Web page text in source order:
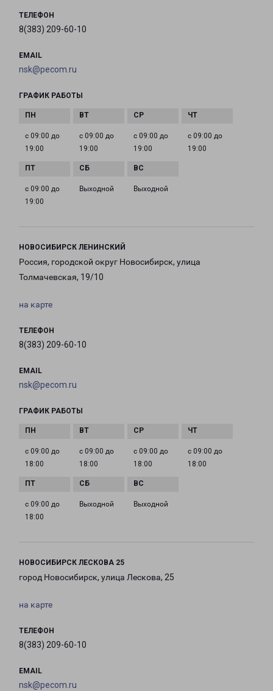
ТЕЛЕФОН
8(383) 209-60-10
EMAIL
nsk@pecom.ru
ГРАФИК РАБОТЫ
с 09:00 до
19:00
с 09:00 до
19:00
с 09:00 до
19:00
с 09:00 до
19:00
с 09:00 до
19:00
Выходной Выходной
НОВОСИБИРСК ЛЕНИНСКИЙ
Россия, городской округ Новосибирск, улица
Толмачевская, 19/10
на карте
ТЕЛЕФОН
8(383) 209-60-10
EMAIL
nsk@pecom.ru
ГРАФИК РАБОТЫ
с 09:00 до
18:00
с 09:00 до
18:00
с 09:00 до
18:00
с 09:00 до
18:00
с 09:00 до
18:00
Выходной Выходной
НОВОСИБИРСК ЛЕСКОВА 25
город Новосибирск, улица Лескова, 25
на карте
ТЕЛЕФОН
8(383) 209-60-10
EMAIL
nsk@pecom.ru